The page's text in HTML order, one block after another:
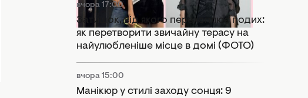
вчора 17:00
Затишок, від якого перехоплює подих:
як перетворити звичайну терасу на
найулюбленіше місце в домі (ФОТО)
вчора 15:00
Манікюр у стилі заходу сонця: 9